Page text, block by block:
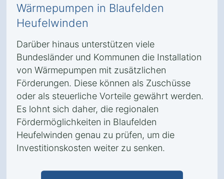
Wärmepumpen in Blaufelden
Heufelwinden
Darüber hinaus unterstützen viele
Bundesländer und Kommunen die Installation
von Wärmepumpen mit zusätzlichen
Förderungen. Diese können als Zuschüsse
oder als steuerliche Vorteile gewährt werden.
Es lohnt sich daher, die regionalen
Fördermöglichkeiten in Blaufelden
Heufelwinden genau zu prüfen, um die
Investitionskosten weiter zu senken.